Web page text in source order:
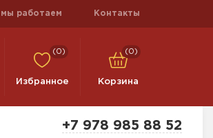
мы работаем Контакты
(0)
Избранное
(0)
Корзина
+7 978 985 88 52